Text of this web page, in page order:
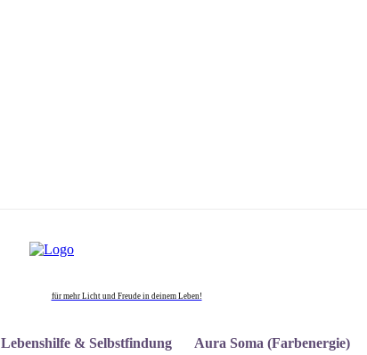
für mehr Licht und Freude in deinem Leben!
Lebenshilfe & Selbstfindung Aura Soma (Farbenergie)